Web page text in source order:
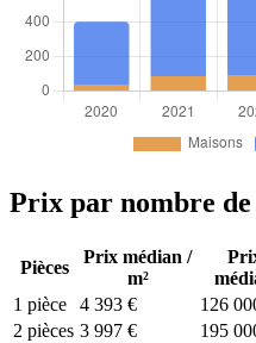
Prix par nombre de
Pièces
Prix médian /
m²
1 pièce
4 393 € 126
2 pièces 3 997 € 195